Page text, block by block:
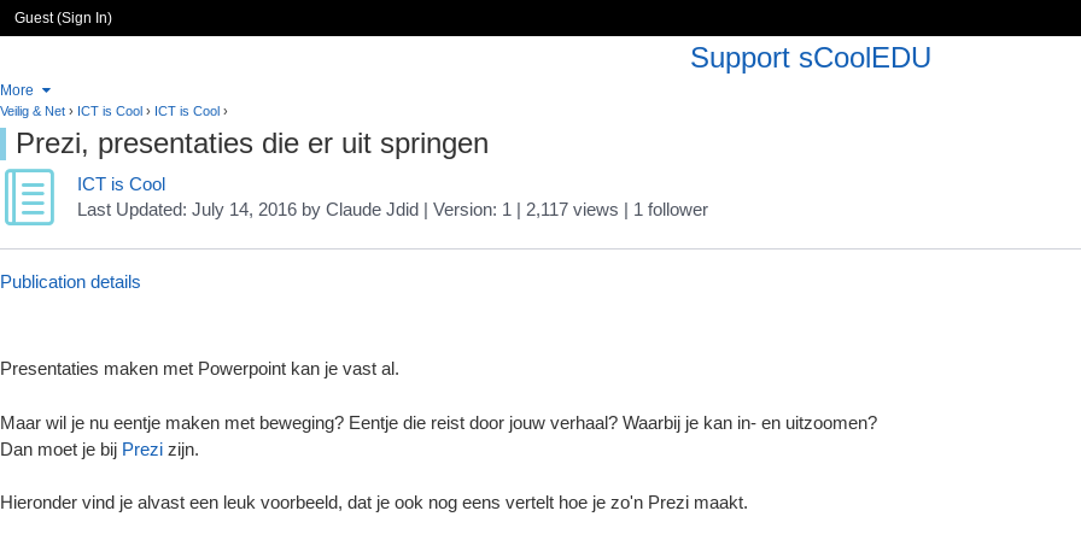
Guest (Sign In)
Support sCoolEDU
More
Veilig & Net › ICT is Cool › ICT is Cool ›
Prezi, presentaties die er uit springen
ICT is Cool
Last Updated: July 14, 2016 by Claude Jdid | Version: 1 | 2,117 views | 1 follower
Publication details
Presentaties maken met Powerpoint kan je vast al.
Maar wil je nu eentje maken met beweging? Eentje die reist door jouw verhaal? Waarbij je kan in- en uitzoomen?
Dan moet je bij Prezi zijn.
Hieronder vind je alvast een leuk voorbeeld, dat je ook nog eens vertelt hoe je zo'n Prezi maakt.